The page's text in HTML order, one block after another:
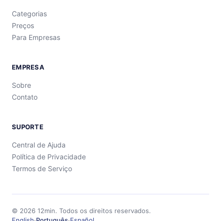
Categorias
Preços
Para Empresas
EMPRESA
Sobre
Contato
SUPORTE
Central de Ajuda
Política de Privacidade
Termos de Serviço
© 2026 12min. Todos os direitos reservados.